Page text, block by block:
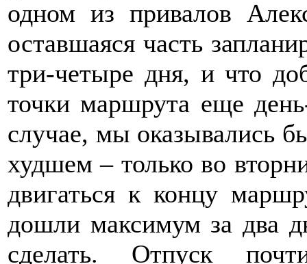
одном из привалов
оставшаяся часть
три-четыре дня, и что
точки маршрута еще
случае, мы оказывались
худшем – только во
двигаться к концу
дошли максимум за два
сделать. Отпуск